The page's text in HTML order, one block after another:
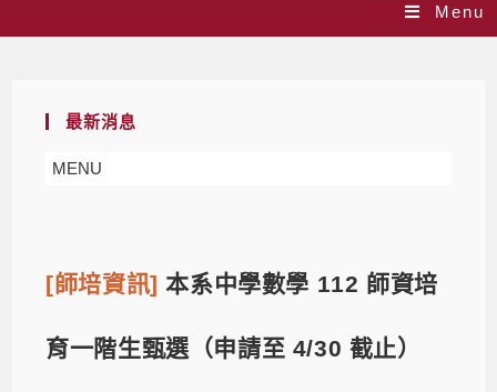
Menu
最新消息
MENU
[師培資訊]本系中學數學 112 師資培
育一階生甄選（申請至 4/30 截止）